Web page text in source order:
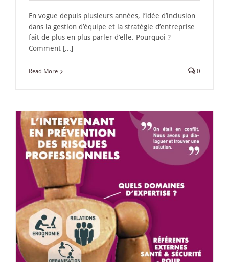
En vogue depuis plusieurs années, l’idée d’inclusion
dans la gestion d’équipe et la stratégie d’entreprise
fait de plus en plus parler d’elle. Pourquoi ?
Comment [...]
Read More 0